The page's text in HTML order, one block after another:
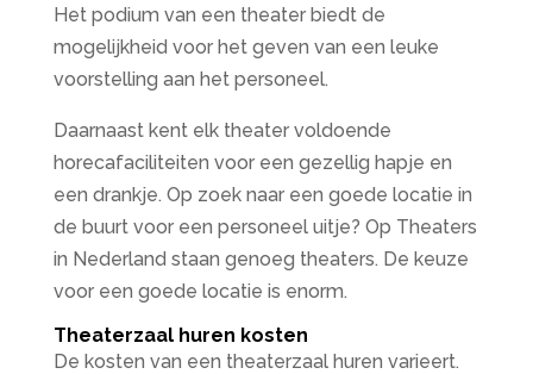
Het podium van een theater biedt de
mogelijkheid voor het geven van een leuke
voorstelling aan het personeel.
Daarnaast kent elk theater voldoende
horecafaciliteiten voor een gezellig hapje en
een drankje. Op zoek naar een goede locatie in
de buurt voor een personeel uitje? Op Theaters
in Nederland staan genoeg theaters. De keuze
voor een goede locatie is enorm.
Theaterzaal huren kosten
De kosten van een theaterzaal huren varieert.